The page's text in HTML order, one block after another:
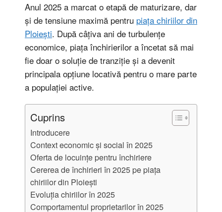
Anul 2025 a marcat o etapă de maturizare, dar
și de tensiune maximă pentru piața chiriilor din
Ploiești. După câțiva ani de turbulențe
economice, piața închirierilor a încetat să mai
fie doar o soluție de tranziție și a devenit
principala opțiune locativă pentru o mare parte
a populației active.
Cuprins
Introducere
Context economic și social în 2025
Oferta de locuințe pentru închiriere
Cererea de închirieri în 2025 pe piața
chiriilor din Ploiești
Evoluția chiriilor în 2025
Comportamentul proprietarilor în 2025